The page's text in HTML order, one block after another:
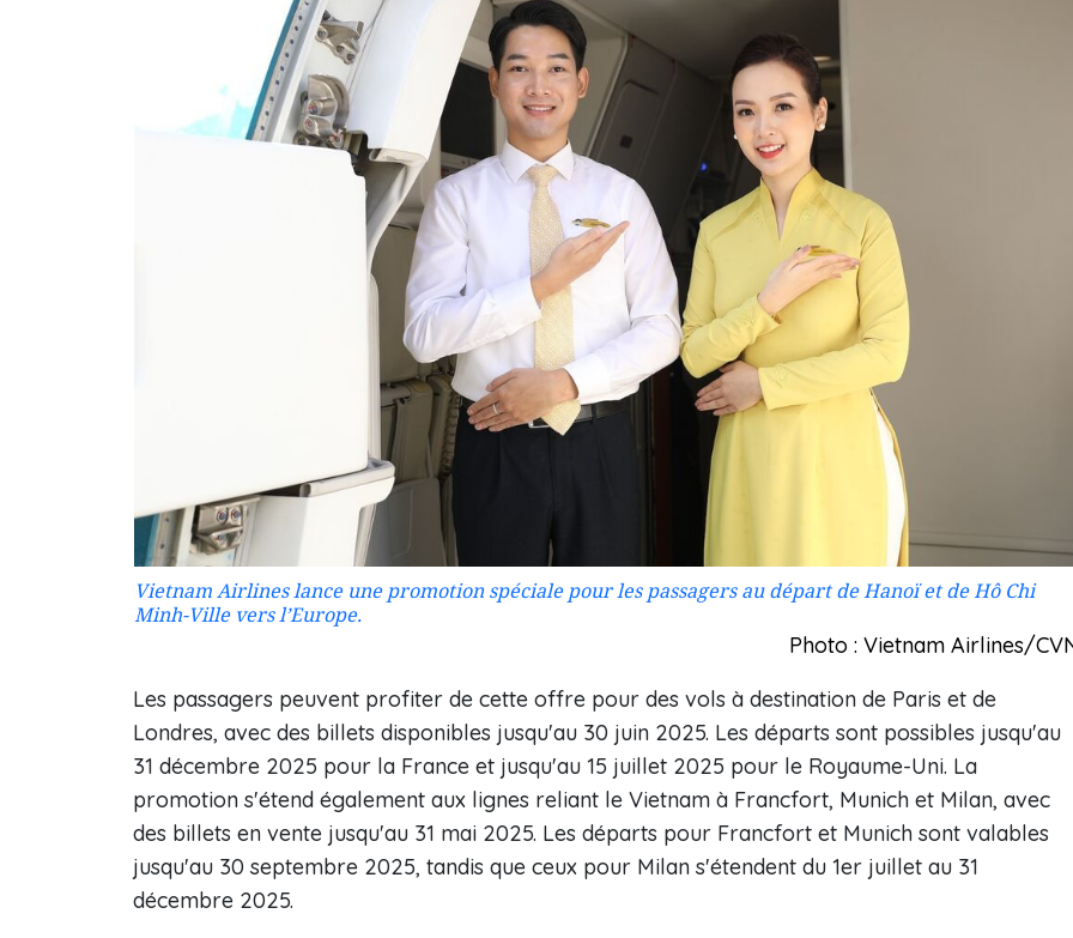
Vietnam Airlines lance une promotion spéciale pour les passagers au départ de Hanoï et de Hô Chi
Minh-Ville vers l’Europe.
Photo : Vietnam Airlines/
Les passagers peuvent profiter de cette offre pour des vols à destination de Paris et de
Londres, avec des billets disponibles jusqu'au 30 juin 2025. Les départs sont possibles jusqu'au
31 décembre 2025 pour la France et jusqu'au 15 juillet 2025 pour le Royaume-Uni. La
promotion s'étend également aux lignes reliant le Vietnam à Francfort, Munich et Milan, avec
des billets en vente jusqu'au 31 mai 2025. Les départs pour Francfort et Munich sont valables
jusqu'au 30 septembre 2025, tandis que ceux pour Milan s'étendent du 1er juillet au 31
décembre 2025.